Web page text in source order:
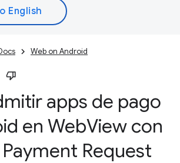
Web on Android
apps de pago
en WebView con
Payment Request